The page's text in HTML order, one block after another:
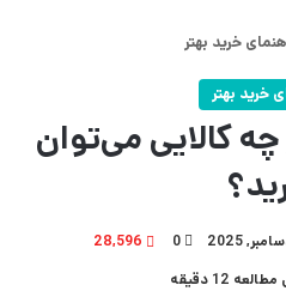
خرید بهتر
خرید بهتر
کالایی می‌توان
0
28,596
12 دقیقه